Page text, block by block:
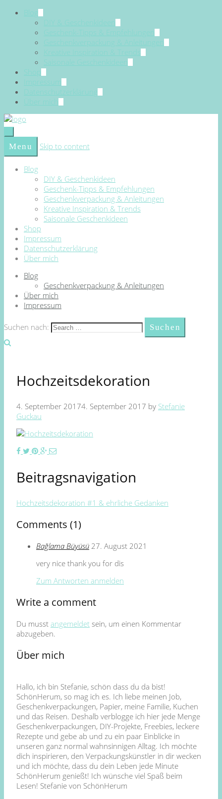
Blog
DIY & Geschenkideen
Geschenk-Tipps & Empfehlungen
Geschenkverpackung & Anleitungen
Kreative Inspiration & Trends
Saisonale Geschenkideen
Shop
Impressum
Datenschutzerklärung
Über mich
Menu Skip to content
Blog
DIY & Geschenkideen
Geschenk-Tipps & Empfehlungen
Geschenkverpackung & Anleitungen
Kreative Inspiration & Trends
Saisonale Geschenkideen
Shop
Impressum
Datenschutzerklärung
Über mich
Blog
Geschenkverpackung & Anleitungen
Über mich
Impressum
Suchen nach:
Hochzeitsdekoration
4. September 20174. September 2017 by Stefanie
Guckau
Beitragsnavigation
Hochzeitsdekoration #1 & ehrliche Gedanken
Comments (1)
Bağlama Büyüsü 27. August 2021
very nice thank you for dis
Zum Antworten anmelden
Write a comment
Du musst angemeldet sein, um einen Kommentar
abzugeben.
Über mich
Hallo, ich bin Stefanie, schön dass du da bist!
SchönHerum, so mag ich es. Ich liebe meinen Job,
Geschenkverpackungen, Papier, meine Familie, Kuchen
und das Reisen. Deshalb verblogge ich hier jede Menge
Geschenkverpackungen, DIY-Projekte, Freebies, leckere
Rezepte und gebe ab und zu ein paar Einblicke in
unseren ganz normal wahnsinnigen Alltag. Ich möchte
dich inspirieren, den Verpackungskünstler in dir wecken
und ich möchte, dass du dein Leben jede Minute
SchönHerum genießt! Ich wünsche viel Spaß beim
Lesen! Stefanie von SchönHerum